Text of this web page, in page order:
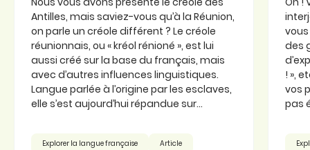
Antilles, mais saviez-vous qu’à la Réunion,
on parle un créole différent ? Le créole
réunionnais, ou « kréol rénioné », est lui
aussi créé sur la base du français, mais
avec d’autres influences linguistiques.
Langue parlée à l’origine par les esclaves,
elle s’est aujourd’hui répandue sur...
Explorer la langue française Article
des
! »,
vos
pas